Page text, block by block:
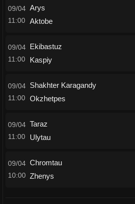
09/04
11:00
Arys
Aktobe
09/04
11:00
Ekibastuz
Kaspiy
09/04
11:00
Shakhter Karagandy
Okzhetpes
09/04
11:00
Taraz
Ulytau
09/04
10:00
Chromtau
Zhenys